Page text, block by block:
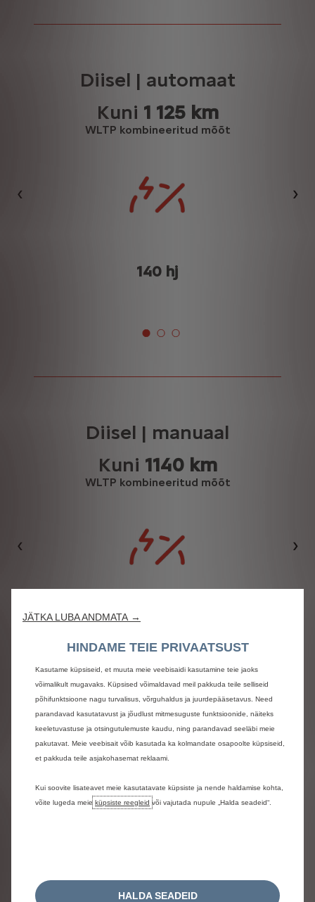
Diisel | automaat
Kuni 1 125 km
WLTP kombineeritud mõõt
Eelmine
140 hj
Diisel | manuaal
Kuni 1140 km
WLTP kombineeritud mõõt
Eelmine
180 hj
Diisel | automaat
Kuni1 110 km
Eelmine
JÄTKA LUBA ANDMATA →
HINDAME TEIE PRIVAATSUST
Kasutame küpsiseid, et muuta meie veebisaidi kasutamine teie jaoks
võimalikult mugavaks. Küpsised võimaldavad meil pakkuda teile selliseid
põhifunktsioone nagu turvalisus, võrguhaldus ja juurdepääsetavus. Need
parandavad kasutatavust ja jõudlust mitmesuguste funktsioonide, näiteks
keeletuvastuse ja otsingutulemuste kaudu, ning parandavad seeläbi meie
pakutavat. Meie veebisait võib kasutada ka kolmandate osapoolte küpsiseid,
et pakkuda teile asjakohasemat reklaami.
Kui soovite lisateavet meie kasutatavate küpsiste ja nende haldamise kohta,
võite lugeda meie küpsiste reegleid või vajutada nupule „Halda seadeid“.
HALDA SEADEID